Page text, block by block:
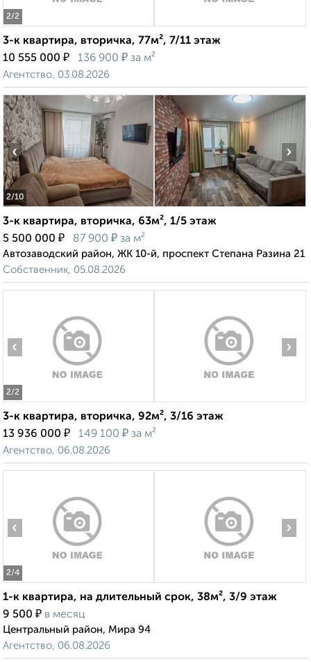
2/2
3-к квартира, вторичка, 77м², 7/11 этаж
10 555 000 ₽ 136 900 ₽ за м²
Агентство, 03.08.2026
2/10
‹ ›
3-к квартира, вторичка, 63м², 1/5 этаж
5 500 000 ₽ 87 900 ₽ за м²
Автозаводский район, ЖК 10-й, проспект Степана Разина 21
Собственник, 05.08.2026
2/2
‹ ›
3-к квартира, вторичка, 92м², 3/16 этаж
13 936 000 ₽ 149 100 ₽ за м²
Агентство, 06.08.2026
2/4
‹ ›
1-к квартира, на длительный срок, 38м², 3/9 этаж
9 500 ₽ в месяц
Центральный район, Мира 94
Агентство, 06.08.2026